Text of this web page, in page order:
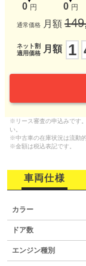
0 円 0 円
通常価格 月額
ネット割
適用価格
月額 1
※リース審査の申込みです
い。
※中古車の在庫状況は流動
※金額は税込表記です。
車両仕様
カラー
ドア数
エンジン種別